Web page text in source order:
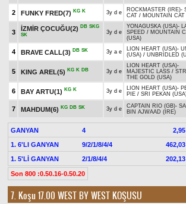
2 FUNKY FRED(7) KG K 3y d e ROCKMASTER (IRE)-
CAT / MOUNTAIN CAT
3
İZMİR ÇOCUĞU(2) DB SKG
SK
3y d e
YONAGUSKA (USA)-
SPEED / MOUNTAIN
(USA)
4 BRAVE CALL(3) DB SK 3y a e LION HEART (USA)-
(USA) / UNBRIDLED
5 KING AREL(5) KG K DB 3y d e
LION HEART (USA)-
MAJESTIC LASS /
THE GOLD (USA)
6 BAY ARTU(1) KG K 3y d e LION HEART (USA)-
PIE / SRI PEKAN
7 MAHDUM(6) KG DB SK 3y d e CAPTAIN RIO (GB)-
BIN AJWAAD (IRE)
GANYAN 4
1. 6'LI GANYAN
9/2/1/8/4/4
1. 5'Lİ GANYAN
2/1/8/4/4
Son 800 :0.50.16-0.50.20
7. Koşu 17.00 WEST BY WEST KOŞUSU